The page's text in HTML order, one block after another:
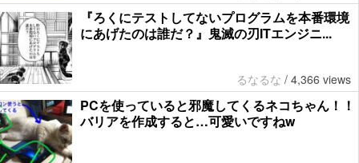
『ろくにテストしてないプログラムを本番環境
にあげたのは誰だ？』鬼滅の刃ITエンジニ...
るなるな / 4,366 views
PCを使っていると邪魔してくるネコちゃん！！
バリアを作成すると…可愛いですねw